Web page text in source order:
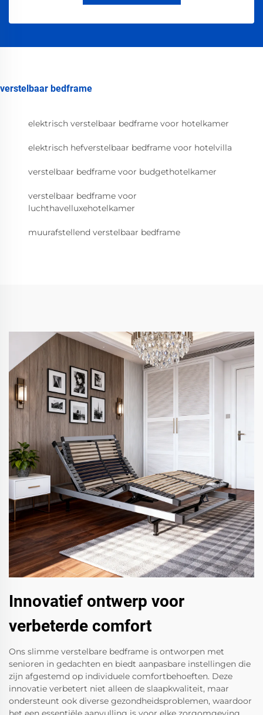
verstelbaar bedframe
elektrisch verstelbaar bedframe voor hotelkamer
elektrisch hefverstelbaar bedframe voor hotelvilla
verstelbaar bedframe voor budgethotelkamer
verstelbaar bedframe voor
luchthavelluxehotelkamer
muurafstellend verstelbaar bedframe
Innovatief ontwerp voor
verbeterde comfort
Ons slimme verstelbare bedframe is ontworpen met
senioren in gedachten en biedt aanpasbare instellingen die
zijn afgestemd op individuele comfortbehoeften. Deze
innovatie verbetert niet alleen de slaapkwaliteit, maar
ondersteunt ook diverse gezondheidsproblemen, waardoor